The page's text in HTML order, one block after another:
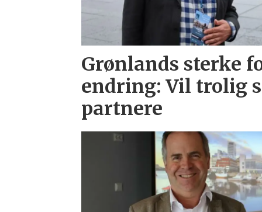
Grønlands sterke
endring: Vil trolig
partnere